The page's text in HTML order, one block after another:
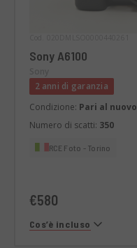
Sony A6100
2 anni di garanzia
Condizione: Pari al nuovo
Numero di scatti: 350
RCE Foto - Torino
€580
Cos’è incluso